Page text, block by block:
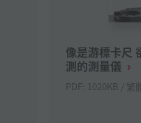
像是游標卡尺
測的測量儀
PDF: 1020KB / 繁